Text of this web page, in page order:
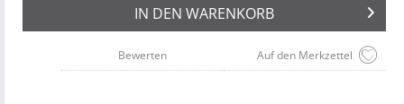
IN DEN WARENKORB
Auf den Merkzettel
Bewerten